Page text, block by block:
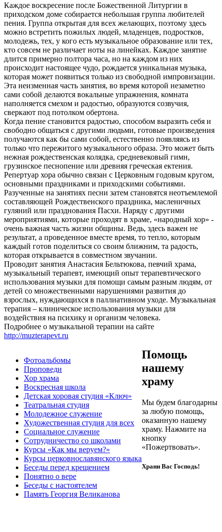
Каждое воскресение после Божественной Литургии в
приходском доме собирается небольшая группа любителей
пения. Группа открытая для всех желающих, поэтому здесь
можно встретить пожилых людей, младенцев, подростков,
молодежь, тех, у кого есть музыкальное образование или тех,
кто совсем не различает ноты на линейках. Каждое занятие
длится примерно полтора часа, но на каждом из них
происходит настоящее чудо, рождается уникальная музыка,
которая может появиться только из свободной импровизации.
Эта неизменная часть занятия, во время которой незаметно
сами собой делаются вокальные упражнения, комната
наполняется смехом и радостью, образуются созвучия,
сверкают под потолком обертона.
Когда пение становится радостью, способом выразить себя и
свободно общаться с другими людьми, готовые произведения
получаются как бы сами собой, естественно появляясь из
только что пережитого музыкального образа. Это может быть
нежная рождественская колядка, средневековый гимн,
грузинское песнопение или древняя греческая ектения.
Репертуар хора обычно связан с Церковным годовым кругом,
основными праздниками и приходскими событиями.
Разученные на занятиях песни затем становятся неотъемлемой
составляющей Рождественского праздника, масленичных
гуляний или празднования Пасхи. Наряду с другими
мероприятиями, которые проходят в храме, «народный хор» -
очень важная часть жизни общины. Ведь, здесь важен не
результат, а проведенное вместе время, то тепло, которым
каждый готов поделиться со своим ближним, та радость,
которая открывается в совместном звучании.
Проводит занятия Анастасия Бельтюкова, певчий храма,
музыкальный терапевт, имеющий опыт терапевтического
использования музыки для помощи самым разным людям, от
детей со множественными нарушениями развития до
взрослых, нуждающихся в паллиативном уходе. Музыкальная
терапия – клиническое использования музыки для
воздействия на психику и организм человека.
Подробнее о музыкальной терапии на сайте
http://muzterapevt.ru
Фотоальбомы
Проповеди
Хор храма
Воскресная школа
Детская хоровая студия «Ключ»
Театральная студия
Молодежное служение
Х​удожественная студия для всех
Социальное служение
Сотрудничество со школами
Курсы «Как мы веруем?»
Курсы церковнославянского языка
Беседы перед крещением
Понятно о вере
Беседы с настоятелем
Память Георгия Великанова
Помощь
нашему
храму
Мы будем благодарны
за любую помощь,
оказанную нашему
храму. Нажмите на
кнопку
«Пожертвовать».
Храни Вас Господь!